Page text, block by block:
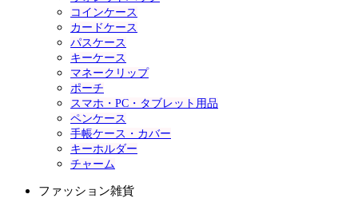
コインケース
カードケース
パスケース
キーケース
マネークリップ
ポーチ
スマホ・PC・タブレット用品
ペンケース
手帳ケース・カバー
キーホルダー
チャーム
ファッション雑貨